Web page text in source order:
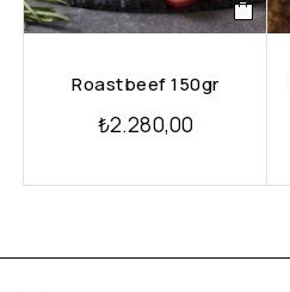
Roastbeef 150gr
₺2.280,00